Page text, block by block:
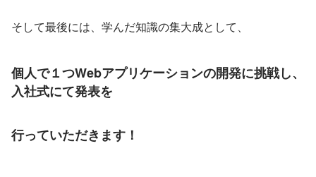
そして最後には、学んだ知識の集大成として、
個人で１つWebアプリケーションの開発に挑戦し、
入社式にて発表を
行っていただきます！